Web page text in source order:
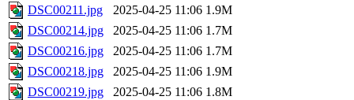
DSC00211.jpg
2025-04-25 11:06 1.9M
DSC00214.jpg
2025-04-25 11:06 1.7M
DSC00216.jpg
2025-04-25 11:06 1.7M
DSC00218.jpg
2025-04-25 11:06 1.9M
DSC00219.jpg
2025-04-25 11:06 1.8M